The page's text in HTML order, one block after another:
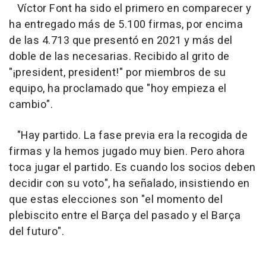
Víctor Font ha sido el primero en comparecer y
ha entregado más de 5.100 firmas, por encima
de las 4.713 que presentó en 2021 y más del
doble de las necesarias. Recibido al grito de
"¡president, president!" por miembros de su
equipo, ha proclamado que "hoy empieza el
cambio".
"Hay partido. La fase previa era la recogida de
firmas y la hemos jugado muy bien. Pero ahora
toca jugar el partido. Es cuando los socios deben
decidir con su voto", ha señalado, insistiendo en
que estas elecciones son "el momento del
plebiscito entre el Barça del pasado y el Barça
del futuro".